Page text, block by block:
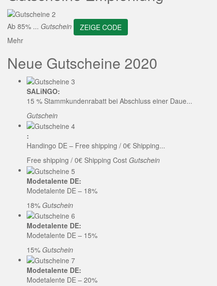
Ab 85% ... Gutschein
ZEIGE CODE
Mehr
Neue Gutscheine 2020
SALiNGO:
15 % Stammkundenrabatt bei Abschluss einer Daue...
Gutschein
:
Handingo DE – Free shipping / 0€ Shipping...
Free shipping / 0€ Shipping Cost Gutschein
Modetalente DE:
Modetalente DE – 18%
18% Gutschein
Modetalente DE:
Modetalente DE – 15%
15% Gutschein
Modetalente DE:
Modetalente DE – 20%